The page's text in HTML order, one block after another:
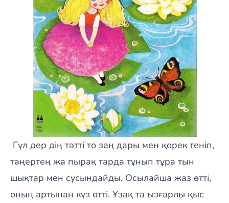
Гүл дер дің тәтті то заң дары мен қорек теніп,
таңертең жа пырақ тарда тұнып тұра тын
шықтар мен сусындайды. Осылайша жаз өтті,
оның артынан күз өтті. Ұзақ та ызғарлы қыс